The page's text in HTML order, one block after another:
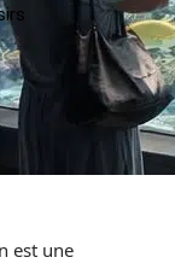
est une